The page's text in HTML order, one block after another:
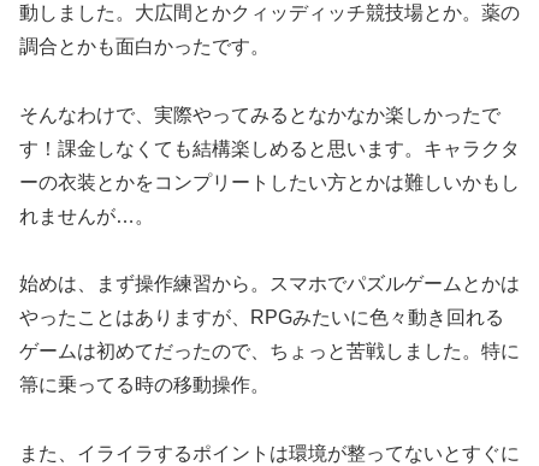
動しました。大広間とかクィッディッチ競技場とか。薬の
調合とかも面白かったです。
そんなわけで、実際やってみるとなかなか楽しかったで
す！課金しなくても結構楽しめると思います。キャラクタ
ーの衣装とかをコンプリートしたい方とかは難しいかもし
れませんが…。
始めは、まず操作練習から。スマホでパズルゲームとかは
やったことはありますが、RPGみたいに色々動き回れる
ゲームは初めてだったので、ちょっと苦戦しました。特に
箒に乗ってる時の移動操作。
また、イライラするポイントは環境が整ってないとすぐに